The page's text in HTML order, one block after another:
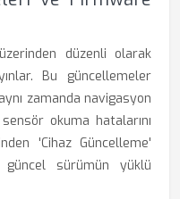
düzenli olarak
Bu güncellemeler
zamanda navigasyon
okuma hatalarını
'Cihaz Güncelleme'
sürümün yüklü